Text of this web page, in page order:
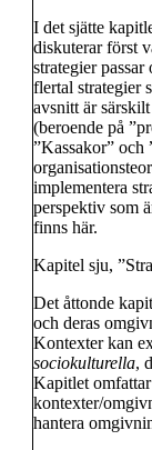
I det sjätte
diskuterar först
strategier
flertal strategier
avsnitt är
(beroende på
”Kassakor” och
implementera
perspektiv som
finns här.
Kapitel sju,
Det åttonde
och deras
Kontexter kan
sociokulturella,
Kapitlet
kontexter/
hantera